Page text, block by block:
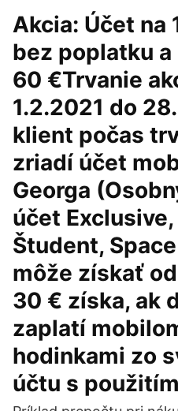
Akcia: Účet na
bez poplatku a
60 €Trvanie
1.2.2021 do
klient počas
zriadí účet
Georga
účet
Študent,
môže získať
30 € získa, ak
zaplatí
hodinkami zo
účtu s použitím